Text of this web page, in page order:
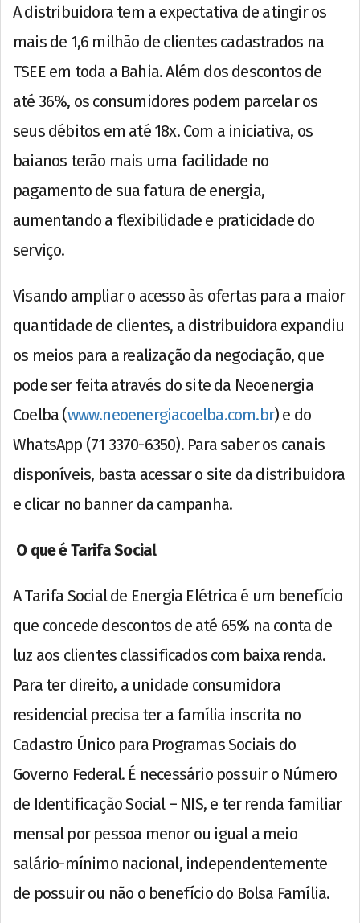
A distribuidora tem a expectativa de atingir os
mais de 1,6 milhão de clientes cadastrados na
TSEE em toda a Bahia. Além dos descontos de
até 36%, os consumidores podem parcelar os
seus débitos em até 18x. Com a iniciativa, os
baianos terão mais uma facilidade no
pagamento de sua fatura de energia,
aumentando a flexibilidade e praticidade do
serviço.
Visando ampliar o acesso às ofertas para a maior
quantidade de clientes, a distribuidora expandiu
os meios para a realização da negociação, que
pode ser feita através do site da Neoenergia
Coelba (www.neoenergiacoelba.com.br) e do
WhatsApp (71 3370-6350). Para saber os canais
disponíveis, basta acessar o site da distribuidora
e clicar no banner da campanha.
O que é Tarifa Social
A Tarifa Social de Energia Elétrica é um benefício
que concede descontos de até 65% na conta de
luz aos clientes classificados com baixa renda.
Para ter direito, a unidade consumidora
residencial precisa ter a família inscrita no
Cadastro Único para Programas Sociais do
Governo Federal. É necessário possuir o Número
de Identificação Social – NIS, e ter renda familiar
mensal por pessoa menor ou igual a meio
salário-mínimo nacional, independentemente
de possuir ou não o benefício do Bolsa Família.